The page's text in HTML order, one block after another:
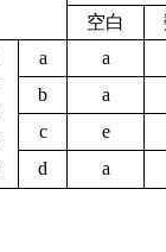
空白
a
a
b
a
c
e
d
a